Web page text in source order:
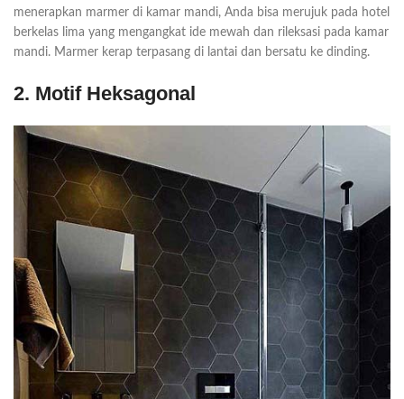
menerapkan marmer di kamar mandi, Anda bisa merujuk pada hotel
berkelas lima yang mengangkat ide mewah dan rileksasi pada kamar
mandi. Marmer kerap terpasang di lantai dan bersatu ke dinding.
2. Motif Heksagonal